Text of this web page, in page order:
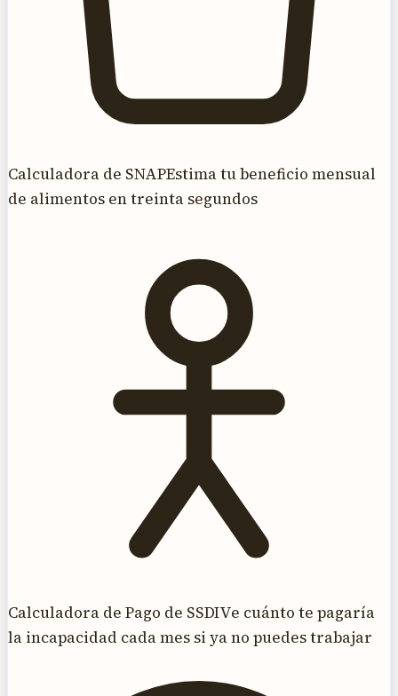
Calculadora de SNAPEstima tu beneficio mensual
de alimentos en treinta segundos
Calculadora de Pago de SSDIVe cuánto te pagaría
la incapacidad cada mes si ya no puedes trabajar